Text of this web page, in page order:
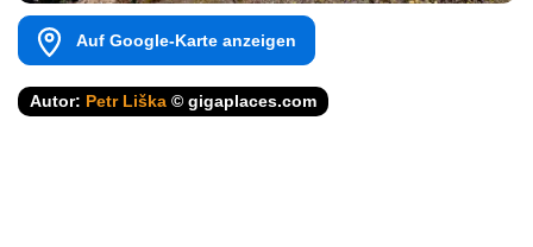
Auf Google-Karte anzeigen
Autor: Petr Liška © gigaplaces.com